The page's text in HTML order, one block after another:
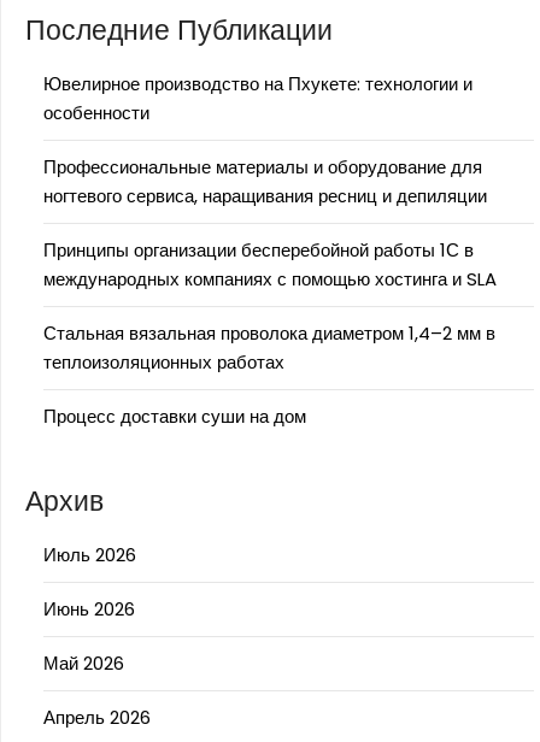
Последние Публикации
Ювелирное производство на Пхукете: технологии и
особенности
Профессиональные материалы и оборудование для
ногтевого сервиса, наращивания ресниц и депиляции
Принципы организации бесперебойной работы 1С в
международных компаниях с помощью хостинга и SLA
Стальная вязальная проволока диаметром 1,4–2 мм в
теплоизоляционных работах
Процесс доставки суши на дом
Архив
Июль 2026
Июнь 2026
Май 2026
Апрель 2026